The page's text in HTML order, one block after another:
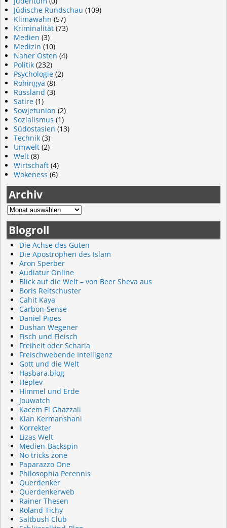
Jüdische Rundschau (109)
Klimawahn (57)
Kriminalität (73)
Medien (3)
Medizin (10)
Naher Osten (4)
Politik (232)
Psychologie (2)
Rohingya (8)
Russland (3)
Satire (1)
Sowjetunion (2)
Sozialismus (1)
Südostasien (13)
Technik (3)
Umwelt (2)
Welt (8)
Wirtschaft (4)
Wokeness (6)
Archiv
Blogroll
Die Achse des Guten
Die Apostrophen des Islam
Aron Sperber
Audiatur Online
Blick auf die Welt – von Beer Sheva aus
Boris Reitschuster
Cahit Kaya
Carbon-Sense
Daniel Pipes
Dushan Wegener
Fisch und Fleisch
Freiheit oder Scharia
Freischwebende Intelligenz
Gott und die Welt
Hasbara.blog
Heplev
Himmel und Erde
Jouwatch
Kacem El Ghazzali
Kian Kermanshani
Korrekter
Lizas Welt
Medien-Backspin
No tricks zone
Paparazzo One
Philosophia Perennis
Querdenker
Querdenkerweb
Rainer Thesen
Roland Tichy
Saltbush Club